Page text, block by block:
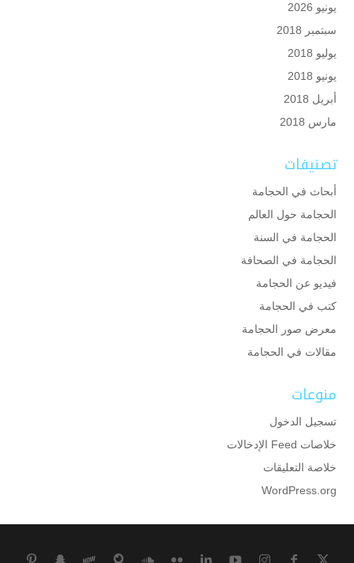
يونيو 2026
سبتمبر 2018
يوليو 2018
يونيو 2018
أبريل 2018
مارس 2018
تصنيفات
أبحاث في الحجامة
الحجامة حول العالم
الحجامة في السنة
الحجامة في الصحافة
فيديو عن الحجامة
كتب في الحجامة
معرض صور الحجامة
مقالات في الحجامة
منوعات
تسجيل الدخول
خلاصات Feed الإدخالات
خلاصة التعليقات
WordPress.org